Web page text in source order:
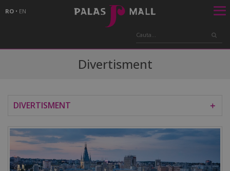
RO • EN
Divertisment
DIVERTISMENT ＋